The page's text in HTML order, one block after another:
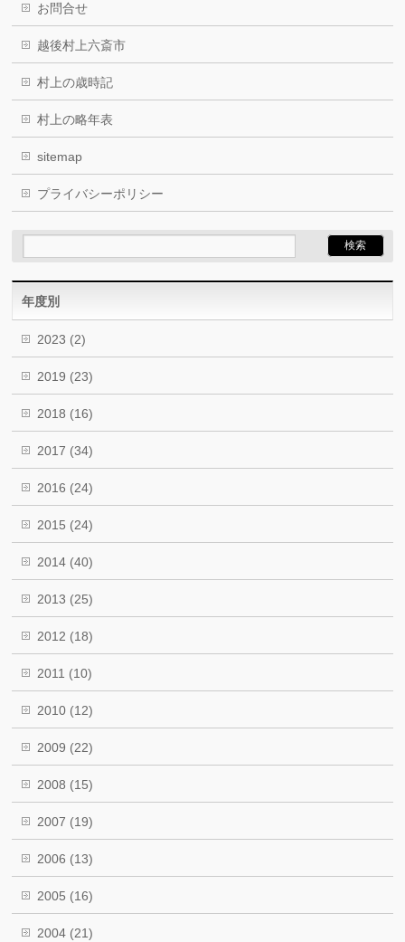
お問合せ
越後村上六斎市
村上の歳時記
村上の略年表
sitemap
プライバシーポリシー
年度別
2023 (2)
2019 (23)
2018 (16)
2017 (34)
2016 (24)
2015 (24)
2014 (40)
2013 (25)
2012 (18)
2011 (10)
2010 (12)
2009 (22)
2008 (15)
2007 (19)
2006 (13)
2005 (16)
2004 (21)